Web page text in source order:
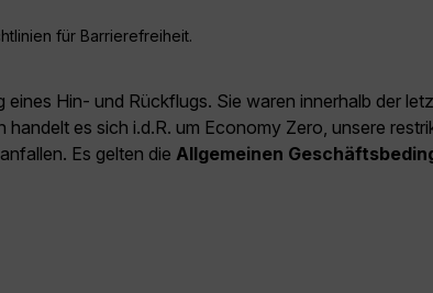
für Barrierefreiheit.
Hin- und Rückflugs. Sie waren innerhalb der
handelt es sich i.d.R. um Economy Zero, unsere
Es gelten die Allgemeinen